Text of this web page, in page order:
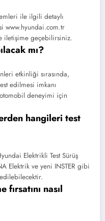
ile ilgili detaylı
www.hyundai.com.tr
iletişime geçebilirsiniz.
mı?
etkinliği sırasında,
edilmesi imkanı
deneyimi için
hangileri test
Elektrikli Test Sürüş
Elektrik ve yeni INSTER gibi
nasıl